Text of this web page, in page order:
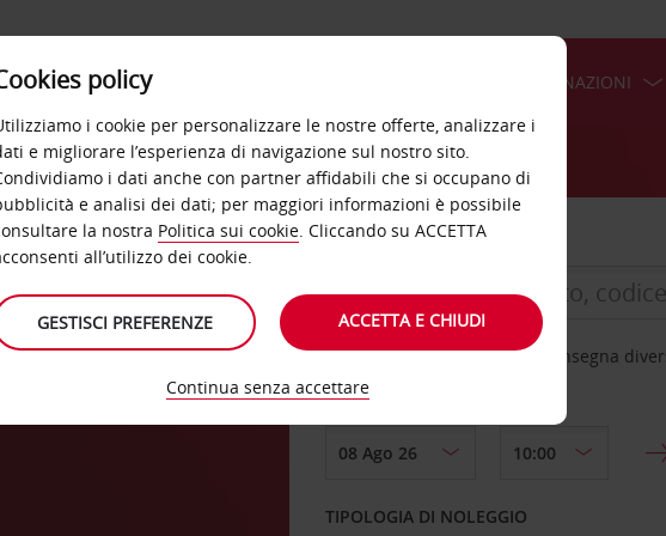
OFFERTE DESTINAZIONI
Scegli una località di riconsegna
DAL GIORNO
TIPOLOGIA DI NOLEGGIO
policy
i cookie per personalizzare le nostre offerte, analizzare i
e migliorare l’esperienza di navigazione sul nostro sito.
i dati anche con partner affidabili che si occupano di
e analisi dei dati; per maggiori informazioni è possibile
la nostra Politica sui cookie. Cliccando su ACCETTA
all’utilizzo dei cookie.
GESTISCI PREFERENZE ACCETTA E CHIUDI
Continua senza accettare